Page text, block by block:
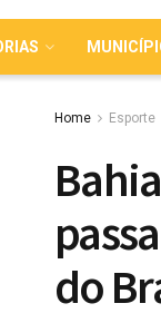
Home Esporte
do